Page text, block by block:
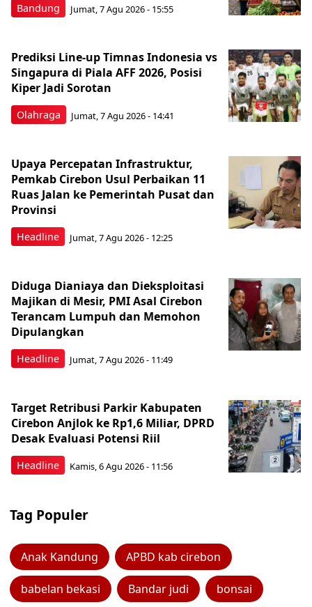
Bandung Jumat, 7 Agu 2026 - 15:55
Olahraga
Prediksi Line-up Timnas Indonesia vs
Singapura di Piala AFF 2026, Posisi
Kiper Jadi Sorotan
Jumat, 7 Agu 2026 - 14:41
Headline
Upaya Percepatan Infrastruktur,
Pemkab Cirebon Usul Perbaikan 11
Ruas Jalan ke Pemerintah Pusat dan
Provinsi
Jumat, 7 Agu 2026 - 12:25
Headline
Diduga Dianiaya dan Dieksploitasi
Majikan di Mesir, PMI Asal Cirebon
Terancam Lumpuh dan Memohon
Dipulangkan
Jumat, 7 Agu 2026 - 11:49
Headline
Target Retribusi Parkir Kabupaten
Cirebon Anjlok ke Rp1,6 Miliar, DPRD
Desak Evaluasi Potensi Riil
Kamis, 6 Agu 2026 - 11:56
Tag Populer
Anak Kandung APBD kab cirebon
babelan bekasi Bandar judi bonsai